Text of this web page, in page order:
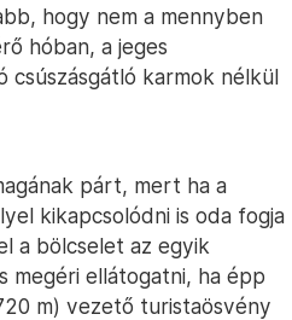
hogy nem a mennyben
hóban, a jeges
csúszásgátló karmok nélkül
párt, mert ha a
kikapcsolódni is oda fogja
a bölcselet az egyik
megéri ellátogatni, ha épp
m) vezető turistaösvény